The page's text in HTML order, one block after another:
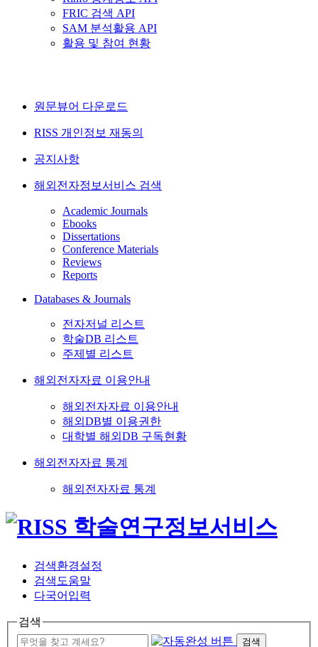
FRIC 검색 API
SAM 분석활용 API
활용 및 참여 현황
원문뷰어 다운로드
RISS 개인정보 재동의
공지사항
해외전자정보서비스 검색
Academic Journals
Ebooks
Dissertations
Conference Materials
Reviews
Reports
Databases & Journals
전자저널 리스트
학술DB 리스트
주제별 리스트
해외전자자료 이용안내
해외전자자료 이용안내
해외DB별 이용권한
대학별 해외DB 구독현황
해외전자자료 통계
해외전자자료 통계
검색환경설정
검색도움말
다국어입력
검색
검색